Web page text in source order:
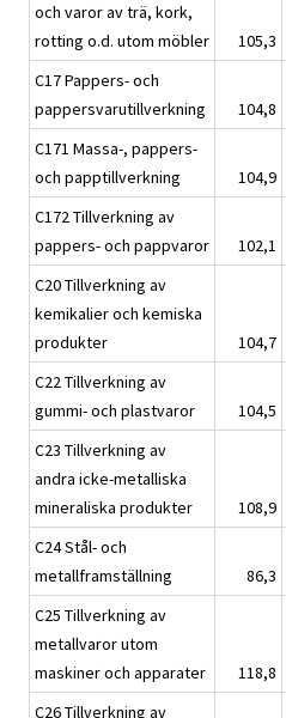
och varor av trä, kork,
rotting o.d. utom möbler
105,3
C17 Pappers- och
pappersvarutillverkning
104,8
C171 Massa-, pappers-
och papptillverkning
104,9
C172 Tillverkning av
pappers- och pappvaror
102,1
C20 Tillverkning av
kemikalier och kemiska
produkter
104,7
C22 Tillverkning av
gummi- och plastvaror
104,5
C23 Tillverkning av
andra icke-metalliska
mineraliska produkter
108,9
C24 Stål- och
metallframställning
86,3
C25 Tillverkning av
metallvaror utom
maskiner och apparater
118,8
C26 Tillverkning av